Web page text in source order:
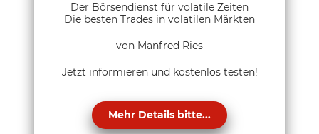
Der Börsendienst für volatile Zeiten
Die besten Trades in volatilen Märkten
von Manfred Ries
Jetzt informieren und kostenlos testen!
Mehr Details bitte...